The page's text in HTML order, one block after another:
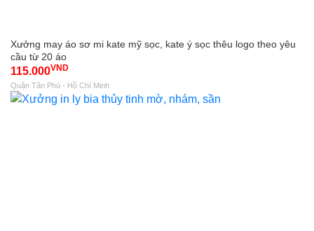
Xưởng may áo sơ mi kate mỹ sọc, kate ý sọc thêu logo theo yêu
cầu từ 20 áo
115.000VND
Quận Tân Phú - Hồ Chí Minh